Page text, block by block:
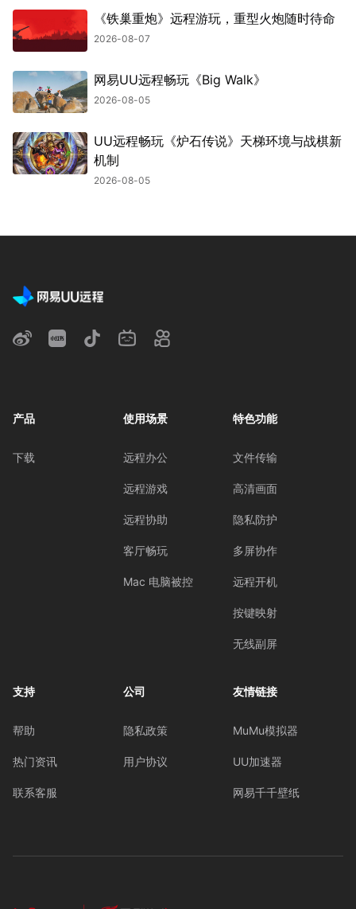
《铁巢重炮》远程游玩，重型火炮随时待命
2026-08-07
网易UU远程畅玩《Big Walk》
2026-08-05
UU远程畅玩《炉石传说》天梯环境与战棋新
机制
2026-08-05
产品
下载
使用场景
远程办公
远程游戏
远程协助
客厅畅玩
Mac 电脑被控
特色功能
文件传输
高清画面
隐私防护
多屏协作
远程开机
按键映射
无线副屏
支持
帮助
热门资讯
联系客服
公司
隐私政策
用户协议
友情链接
MuMu模拟器
UU加速器
网易千千壁纸